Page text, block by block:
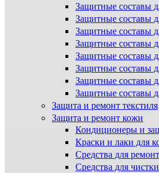
Защитные составы
Защитные составы
Защитные составы
Защитные составы
Защитные составы
Защитные составы
Защитные составы
Защитные составы
Защита и ремонт текстиля
Защита и ремонт кожи
Кондиционеры и
Краски и лаки для
Средства для
Средства для